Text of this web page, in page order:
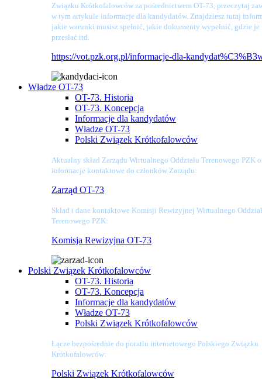
Związku Krótkofalowców za pośrednictwem OT-73, przeczytaj
w tym artykule informacje dla kandydatów. Znajdziesz tutaj
jakie warunki musisz spełnić, jakie dokumenty wypełnić, gdzie je
przesłać itd.
https://vot.pzk.org.pl/informacje-dla-
Władze OT-73
OT-73. Historia
OT-73. Koncepcja
Informacje dla kandydatów
Władze OT-73
Polski Związek Krótkofalowców
Aktualny skład Zarządu Wirtualnego Oddziału Terenowego PZK
informacje kontaktowe do członków Zarządu:
Zarząd OT-73
Skład i dane kontaktowe Komisji Rewizyjnej Wirtualnego
Terenowego PZK:
Komisja Rewizyjna OT-73
Polski Związek Krótkofalowców
OT-73. Historia
OT-73. Koncepcja
Informacje dla kandydatów
Władze OT-73
Polski Związek Krótkofalowców
Łącze bezpośrednie do poratlu internetowego Polskiego Związku
Krótkofalowców:
Polski Związek Krótkofalowców